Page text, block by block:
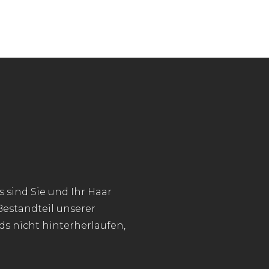
sind Sie und Ihr Haar
unserer
nicht hinterherlaufen,